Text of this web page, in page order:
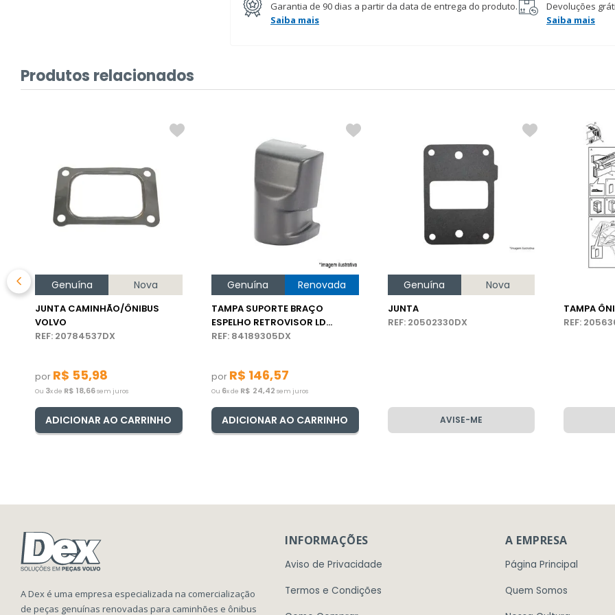
Garantia de 90 dias a partir da data de entrega do produto.
Saiba mais
Devoluções
Saiba mais
Produtos relacionados
Genuína Nova
JUNTA CAMINHÃO/ÔNIBUS
VOLVO
REF: 20784537DX
por R$ 55,98
Ou 3x de R$ 18,66sem juros
ADICIONAR AO CARRINHO
Genuína Renovada
TAMPA SUPORTE BRAÇO
ESPELHO RETROVISOR LD
CAMINHÃO VOLVO
REF: 84189305DX
por R$ 146,57
Ou 6x de R$ 24,42 sem juros
ADICIONAR AO CARRINHO
Genuína Nova
JUNTA
REF: 20502330DX
AVISE-ME
TAMPA
REF:
A Dex é uma empresa especializada na comercialização
de peças genuínas renovadas para caminhões e ônibus
INFORMAÇÕES
Aviso de Privacidade
Termos e Condições
A EMPRESA
Página Principal
Quem Somos